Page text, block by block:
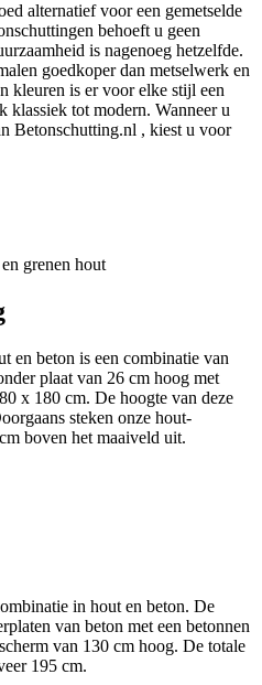
alternatief voor een gemetselde
behoeft u geen
is nagenoeg hetzelfde.
goedkoper dan metselwerk en
kleuren is er voor elke stijl een
klassiek tot modern. Wanneer u
Betonschutting.nl , kiest u voor
en beton is een combinatie van
plaat van 26 cm hoog met
x 180 cm. De hoogte van deze
steken onze hout-
boven het maaiveld uit.
in hout en beton. De
van beton met een betonnen
van 130 cm hoog. De totale
195 cm.